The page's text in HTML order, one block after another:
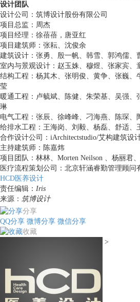
设计团队
设计公司：筑博设计股份有限公司
项目总监：周杰
项目经理：徐蓓蓓，唐亚红
项目建筑师：张耘、沈俊余
建筑设计：张勇、殷一帆、韩雪、郭鸿儒、
室内与景观设计：赵玉姝、穆煜、张家宾、
结构工程：杨其木、张明俊、黄争、张巍、
莹
暖通工程：卢毓斌、陈健、朱荣基、吴强、
琳
电气工程：张辰、徐峰峰、刁海燕、陈琛、
给排水工程：王海岗、刘毅、杨磊、舒适、
合作设计公司：iArchitectstudio/艾构建筑设
主持建筑师：陈嘉炜
项目团队：林林、Morten Neilson 、杨丽君
医疗流程策划公司：北京轩涵睿勤管理顾问
HCD医养设计
责任编辑： Iris
来源： 筑博设计
分享
QQ分享 微博分享 微信分享
收藏
>